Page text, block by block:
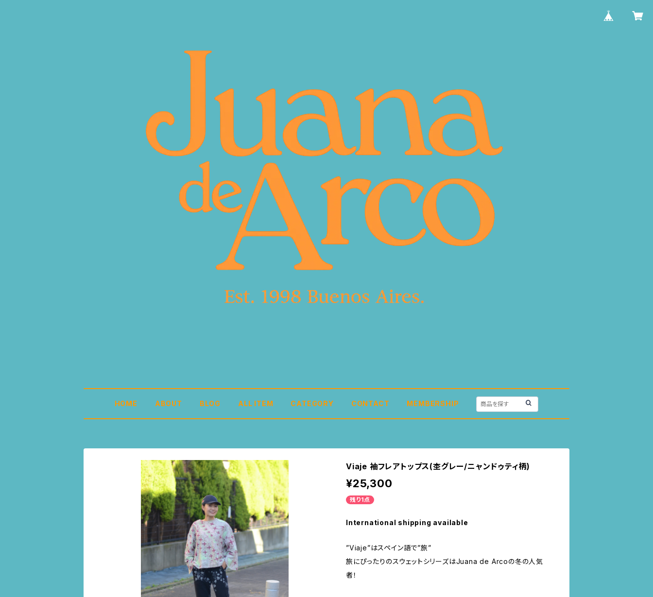
HOME ABOUT BLOG ALL ITEM CATEGORY CONTACT MEMBERSHIP
Viaje 袖フレアトップス(杢グレー/ニャンドゥティ柄)
¥25,300
残り1点
International shipping available
”Viaje”はスペイン語で”旅”
旅にぴったりのスウェットシリーズはJuana de Arcoの冬の人気
者！